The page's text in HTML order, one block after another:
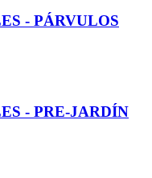
- PÁRVULOS
- PRE-JARDÍN